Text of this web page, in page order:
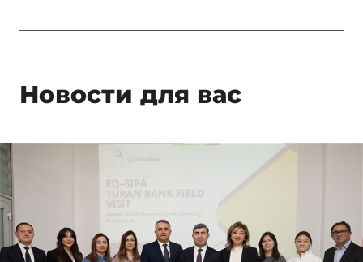
Новости для вас